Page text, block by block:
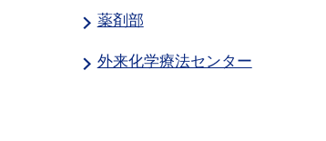
薬剤部
外来化学療法センター